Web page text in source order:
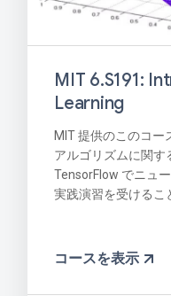
MIT 6.S191:
Learning
MIT 提供のこのコー
アルゴリズムに関す
TensorFlow でニュ
実践演習を受けるこ
コースを表示